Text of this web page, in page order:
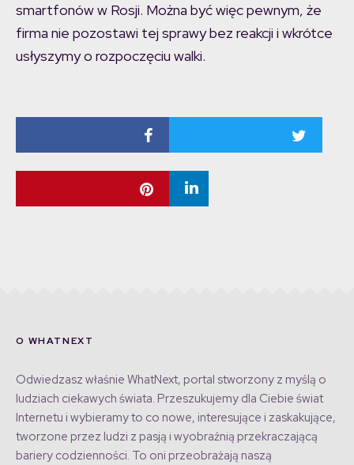
smartfonów w Rosji. Można być więc pewnym, że
firma nie pozostawi tej sprawy bez reakcji i wkrótce
usłyszymy o rozpoczęciu walki.
O WHATNEXT
Odwiedzasz właśnie WhatNext, portal stworzony z myślą o
ludziach ciekawych świata. Przeszukujemy dla Ciebie świat
Internetu i wybieramy to co nowe, interesujące i zaskakujące,
tworzone przez ludzi z pasją i wyobraźnią przekraczającą
bariery codzienności. To oni przeobrażają naszą